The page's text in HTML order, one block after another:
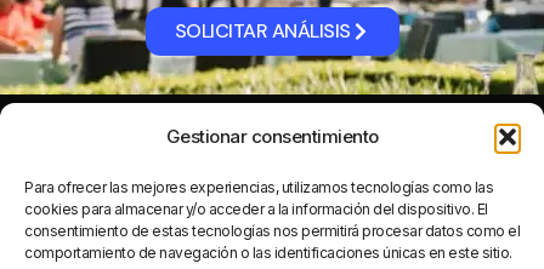
Gestionar consentimiento
Para ofrecer las mejores experiencias, utilizamos tecnologías como las
cookies para almacenar y/o acceder a la información del dispositivo. El
consentimiento de estas tecnologías nos permitirá procesar datos como el
comportamiento de navegación o las identificaciones únicas en este sitio.
SOLICITAR ANÁLISIS
Al contratar unaAgencia
de posicionamiento
web en Marbella,